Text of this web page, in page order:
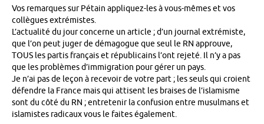
Vos remarques sur Pétain appliquez-les à vous-mêmes et vos
collègues extrémistes.
L’actualité du jour concerne un article ; d’un journal extrémiste,
que l’on peut juger de démagogue que seul le RN approuve,
TOUS les partis français et républicains l’ont rejeté. Il n’y a pas
que les problèmes d’immigration pour gérer un pays.
Je n’ai pas de leçon à recevoir de votre part ; les seuls qui croient
défendre la France mais qui attisent les braises de l’islamisme
sont du côté du RN ; entretenir la confusion entre musulmans et
islamistes radicaux vous le faites également.